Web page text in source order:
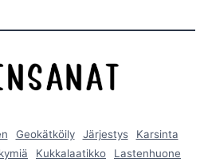
Geokätköily Järjestys
Karsinta
Kukkalaatikko
Lastenhuone